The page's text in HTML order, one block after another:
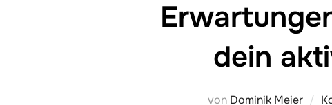
dein
von Dominik Meier